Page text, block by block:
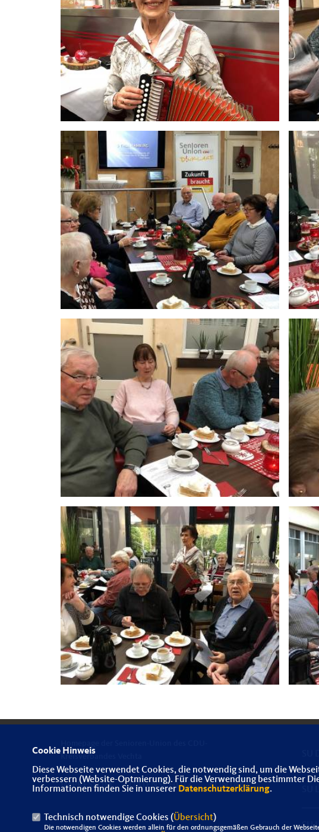
IMPRESSUM DATENSCHUTZ KONTAKT
SU
Cookie Hinweis
Diese Webseite verwendet Cookies, die notwendig sind, um die
verbessern (Website-Optmierung). Für die Verwendung bestimmter
Informationen finden Sie in unserer Datenschutzerklärung.
Technisch notwendige Cookies (Übersicht)
Die notwendigen Cookies werden allein für den ordnungsgemäßen Gebrauch der